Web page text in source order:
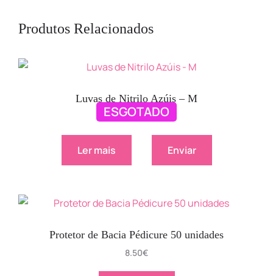
Produtos Relacionados
ESGOTADO
Luvas de Nitrilo Azúis – M
8.90 €
Ler mais Enviar
Protetor de Bacia Pédicure 50 unidades
8.50€